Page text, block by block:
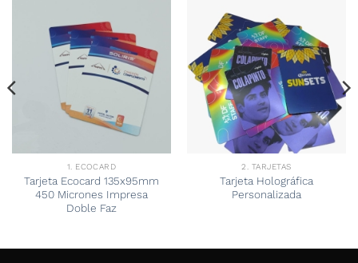
1. ECOCARD
Tarjeta Ecocard 135x95mm
450 Micrones Impresa
Doble Faz
2. TARJETAS
Tarjeta Holográfica
Personalizada